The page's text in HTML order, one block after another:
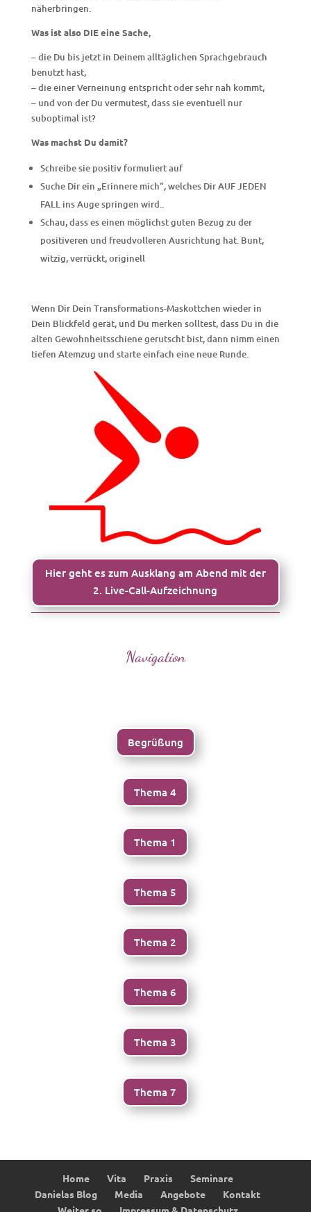
näherbringen.
Was ist also DIE eine Sache,
– die Du bis jetzt in Deinem alltäglichen Sprachgebrauch
benutzt hast,
– die einer Verneinung entspricht oder sehr nah kommt,
– und von der Du vermutest, dass sie eventuell nur
suboptimal ist?
Was machst Du damit?
Schreibe sie positiv formuliert auf
Suche Dir ein „Erinnere mich“, welches Dir AUF JEDEN
FALL ins Auge springen wird..
Schau, dass es einen möglichst guten Bezug zu der
positiveren und freudvolleren Ausrichtung hat. Bunt,
witzig, verrückt, originell
Wenn Dir Dein Transformations-Maskottchen wieder in
Dein Blickfeld gerät, und Du merken solltest, dass Du in die
alten Gewohnheitsschiene gerutscht bist, dann nimm einen
tiefen Atemzug und starte einfach eine neue Runde.
Hier geht es zum Ausklang am Abend mit der
2. Live-Call-Aufzeichnung
Navigation
Begrüßung
Thema 4
Thema 1
Thema 5
Thema 2
Thema 6
Thema 3
Thema 7
Home Vita Praxis
Seminare
Danielas Blog
Media Angebote
Kontakt